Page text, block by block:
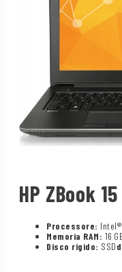
HP ZBook 15
Processore:
Memoria RAM: 16
Disco rigido: SSD